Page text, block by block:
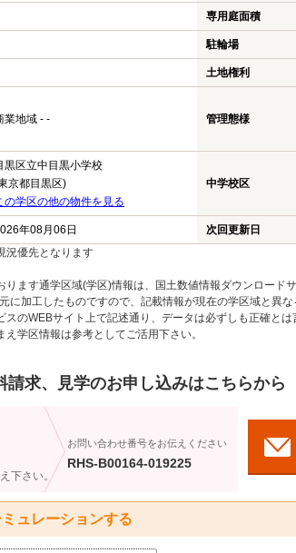
専用庭面積
駐輪場
土地権利
業地域 - - 管理態様
黒区立中目黒小学校
京都目黒区)
の学区の他の物件を見る
中学校区
年08月06日 次回更新日
況優先となります
ります通学区域(学区)情報は、国土数値情報ダウンロード
に加工したものですので、記載情報が現在の学区域と異な
スのWEBサイト上で記述通り、データは必ずしも正確と
学区情報は参考としてご活用下さい。
請求、見学のお申し込みはこちらから
下さい。
お問い合わせ番号をお伝えください
RHS-B00164-019225
ュレーションする